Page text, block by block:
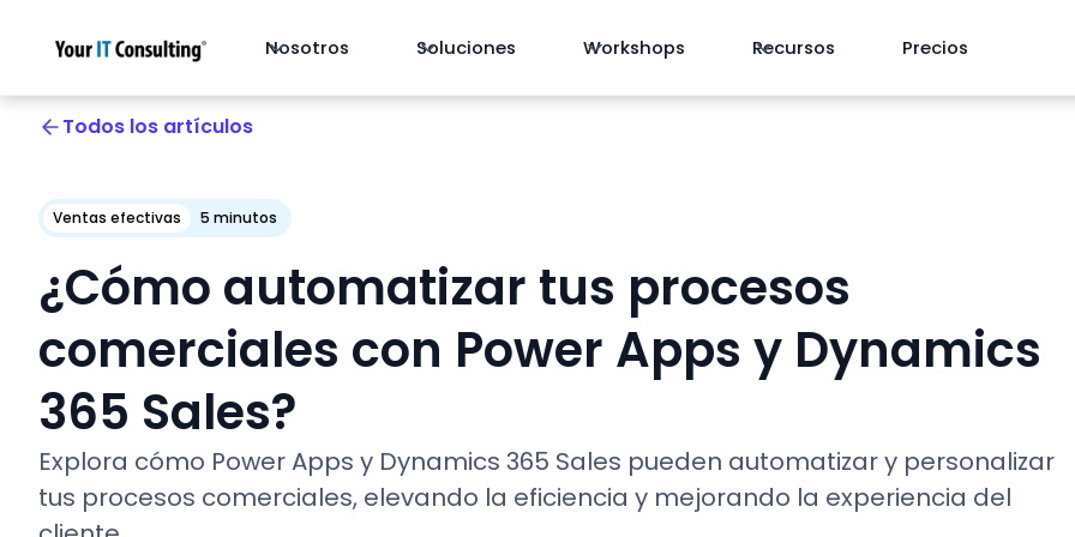
Nosotros Soluciones Workshops Recursos Precios
Todos los artículos
Ventas efectivas 5 minutos
¿Cómo automatizar tus procesos
comerciales con Power Apps y Dynamics
365 Sales?
Explora cómo Power Apps y Dynamics 365 Sales pueden automatizar y personalizar
tus procesos comerciales, elevando la eficiencia y mejorando la experiencia del